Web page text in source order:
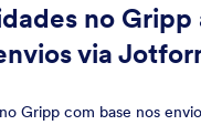
no Gripp
via
Gripp com base nos